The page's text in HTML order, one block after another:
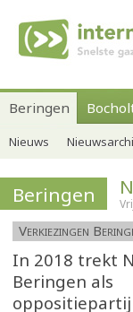
Beringen
Nieuws
Beringen
Verkiezingen
In 2018 trekt
Beringen als